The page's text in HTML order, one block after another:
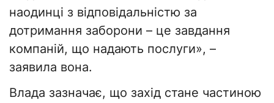
наодинці з відповідальністю за
дотримання заборони – це завдання
компаній, що надають послуги», –
заявила вона.
Влада зазначає, що захід стане частиною